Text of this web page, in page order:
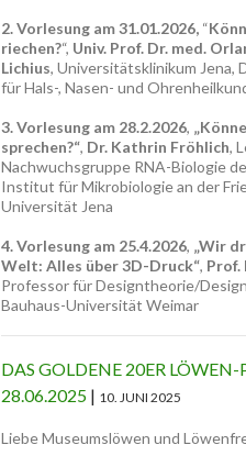
2. Vorlesung am 31.01.2026, “
riechen?“, Univ. Prof. Dr. med.
Lichius, Universitätsklinikum Jena,
für Hals-, Nasen- und
3. Vorlesung am 28.2.2026,
sprechen?“, Dr. Kathrin Fröhlich,
Nachwuchsgruppe RNA-Biologie
Institut für Mikrobiologie an der
Universität Jena
4. Vorlesung am 25.4.2026, „Wir
Welt: Alles über 3D-Druck“, Prof.
Professor für Designtheorie/
Bauhaus-Universität Weimar
DAS GOLDENE 20ER
28.06.2025
10. JUNI 2025
Liebe Museumslöwen und